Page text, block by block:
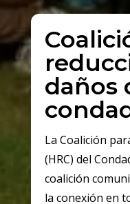
daños
La Coalición
(HRC) del
coalición
la conexión en